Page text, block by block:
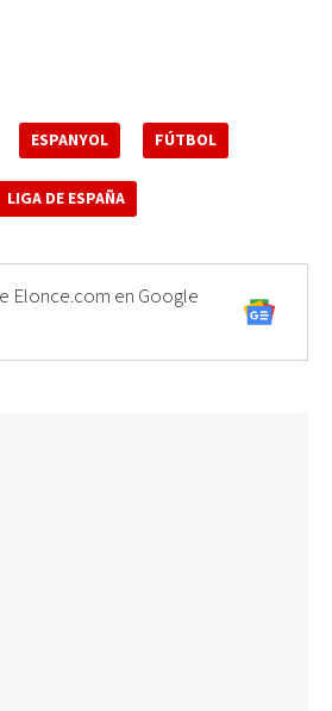
ESPANYOL FÚTBOL
LIGA DE ESPAÑA
Elonce.com en Google